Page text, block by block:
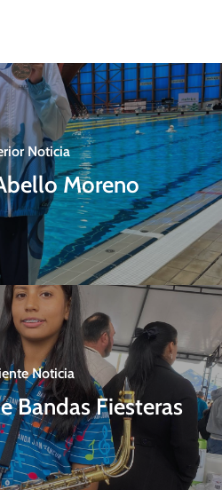
Noticia
Moreno
Noticia
Bandas Fiesteras